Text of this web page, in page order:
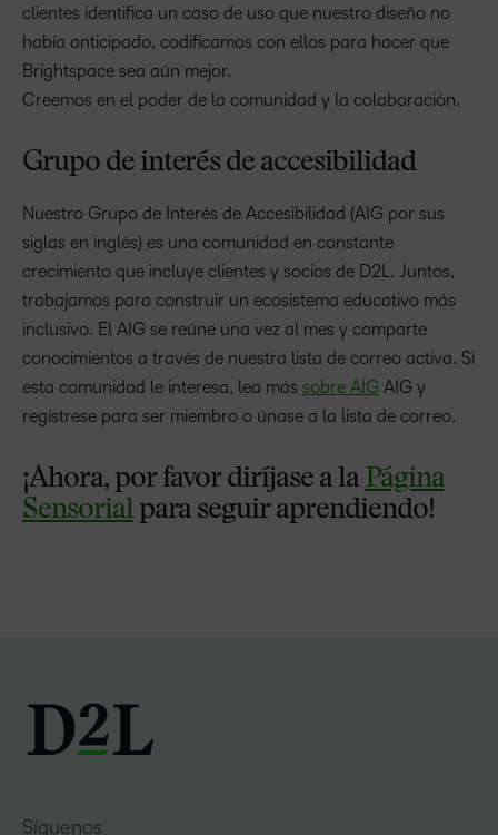
clientes identifica un caso de uso que nuestro diseño no
había anticipado, codificamos con ellos para hacer que
Brightspace sea aún mejor.
Creemos en el poder de la comunidad y la colaboración.
Grupo de interés de accesibilidad
Nuestro Grupo de Interés de Accesibilidad (AIG por sus
siglas en inglés) es una comunidad en constante
crecimiento que incluye clientes y socios de D2L. Juntos,
trabajamos para construir un ecosistema educativo más
inclusivo. El AIG se reúne una vez al mes y comparte
conocimientos a través de nuestra lista de correo activa. Si
esta comunidad le interesa, lea más sobre AIG AIG y
regístrese para ser miembro o únase a la lista de correo.
¡Ahora, por favor diríjase a la Página
Sensorialpara seguir aprendiendo!
Síguenos